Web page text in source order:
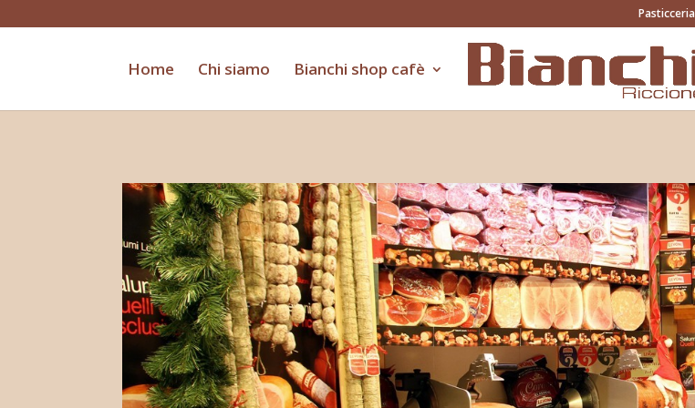
Pasticceria
Home Chi siamo Bianchi shop cafè